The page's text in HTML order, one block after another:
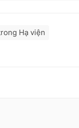
Hạ viện